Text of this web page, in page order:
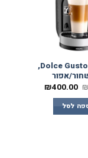
Dolce Gusto MINI ME,
אפור
₪400.00
לסל